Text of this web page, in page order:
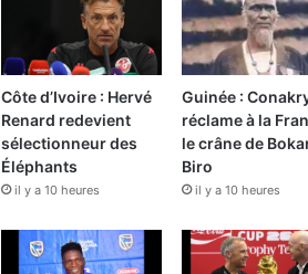
Côte d’Ivoire : Hervé
Renard redevient
sélectionneur des
Éléphants
il y a 10 heures
Guinée :
réclame à la
le crâne de
Biro
il y a 10 heures